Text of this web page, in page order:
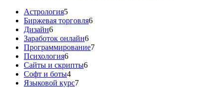
Астрология55
товаров
Биржевая торговля66
Дизайн66
товаров
Заработок онлайн66
товаров
Программирование77
Психология66
товаров
Сайты и скрипты66
Софт и боты44
товара
Языковой курс77